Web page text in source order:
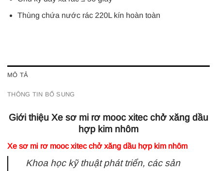
Thùng chứa nước rác 220L kín hoàn toàn
MÔ TẢ
THÔNG TIN BỔ SUNG
Giới thiệu Xe sơ mi rơ mooc xitec chở xăng dầu
hợp kim nhôm
Xe sơ mi rơ mooc xitec chở xăng dầu hợp kim nhôm
Khoa học kỹ thuật phát triển, các sản